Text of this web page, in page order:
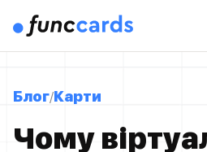
Блог Карти
Чому